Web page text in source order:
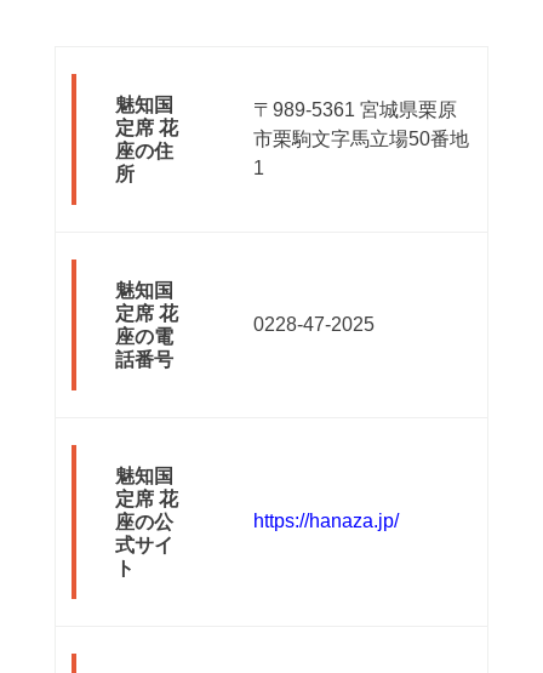
魅知国
定席 花
座の住
所
〒989-5361 宮城県栗原
市栗駒文字馬立場50番地
1
魅知国
定席 花
座の電
話番号
0228-47-2025
魅知国
定席 花
座の公
式サイ
ト
https://hanaza.jp/